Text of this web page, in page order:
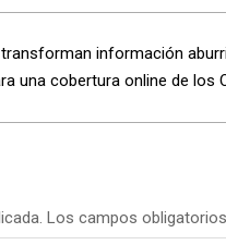
información
una cobertura online de los
Los campos